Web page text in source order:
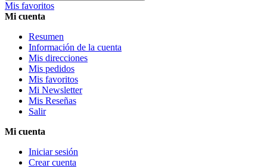
Mis favoritos
Mi cuenta
Resumen
Información de la cuenta
Mis direcciones
Mis pedidos
Mis favoritos
Mi Newsletter
Mis Reseñas
Salir
Mi cuenta
Iniciar sesión
Crear cuenta